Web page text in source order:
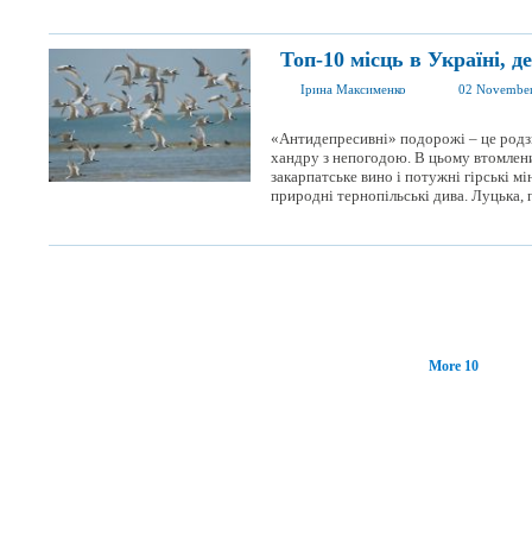
Топ-10 місць в Україні,
Ірина Максименко 02
«Антидепресивні» подорожі – це
хандру з непогодою. В цьому
закарпатське вино і потужні гірські
природні тернопільські дива. Луцька,
More 10